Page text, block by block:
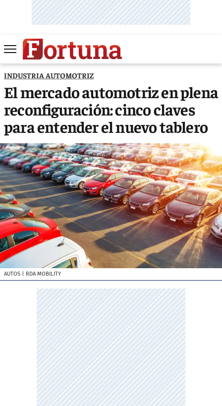
INDUSTRIA AUTOMOTRIZ
El mercado automotriz en plena
reconfiguración: cinco claves
para entender el nuevo tablero
AUTOS | RDA MOBILITY